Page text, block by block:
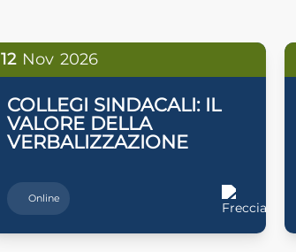
12 Nov 2026
COLLEGI SINDACALI: IL
VALORE DELLA
VERBALIZZAZIONE
Online